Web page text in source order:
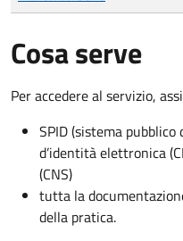
Cosa serve
Per accedere al servizio,
SPID (sistema
d’identità elettronica
(CNS)
tutta la
della pratica.